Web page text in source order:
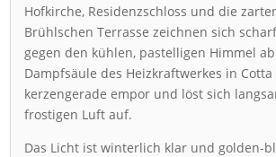
Hofkirche, Residenzschloss und die
Brühlschen Terrasse zeichnen sich
gegen den kühlen, pastelligen Himmel
Dampfsäule des Heizkraftwerkes in
kerzengerade empor und löst sich
frostigen Luft auf.
Das Licht ist winterlich klar und golden-